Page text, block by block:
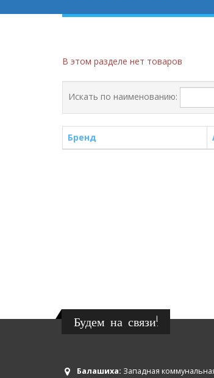
В этом разделе нет товаров
Искать по наименованию:
Бренд
Будем на связи!
Балашиха: Западная